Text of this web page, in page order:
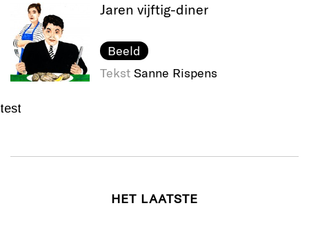
Jaren vijftig-diner
Beeld
Tekst Sanne Rispens
test
HET LAATSTE